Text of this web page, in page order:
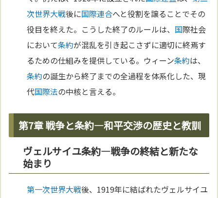
次世界大戦後に国際連合へと役割を譲ることでその
役目を終えた。こうした終了のルールは、 国際社会
において条約が混乱を引き起こさずに適切に終焉す
るための仕組みを提供している。ウィーン条約は、
条約の誕生から終了までの全過程を体系化した、現
代国際法の中核と言える。
第7章 戦争と条約—和平交渉の歴史と教訓
ヴェルサイユ条約—戦争の終結と新たな
始まり
第一次世界大戦後、1919年に結ばれたヴェルサイユ